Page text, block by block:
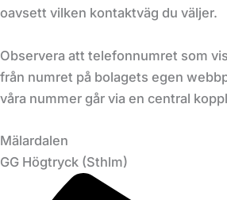
oavsett vilken kontaktväg du väljer.
Observera att telefonnumret som
från numret på bolagets egen
våra nummer går via en central
Mälardalen
GG Högtryck (Sthlm)